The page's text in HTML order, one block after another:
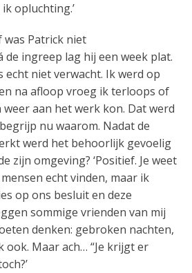
opluchting.’
Patrick niet
de ingreep lag hij een week plat.
echt niet verwacht. Ik werd op
na afloop vroeg ik terloops of
aan het werk kon. Dat werd
nu waarom. Nadat de
werd het behoorlijk gevoelig
zijn omgeving? ‘Positief. Je weet
echt vinden, maar ik
op ons besluit en deze
sommige vrienden van mij
denken: gebroken nachten,
ook. Maar ach… “Je krijgt er